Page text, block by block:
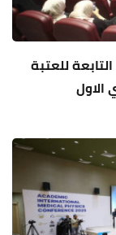
للعتبة
الاول